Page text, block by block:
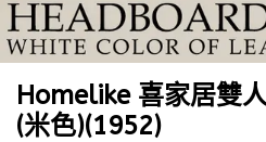
Homelike 喜家居雙
(米色)(1952)